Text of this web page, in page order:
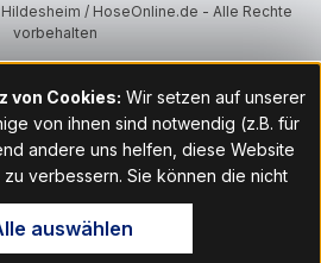
/ HoseOnline.de - Alle Rechte
vorbehalten
von Cookies: Wir setzen auf unserer
von ihnen sind notwendig (z.B. für
andere uns helfen, diese Website
verbessern. Sie können die nicht
Klick auf „OK“ akzeptieren oder per
akzeptieren" ablehnen. Den
finden Sie im Fußbereich
auswählen